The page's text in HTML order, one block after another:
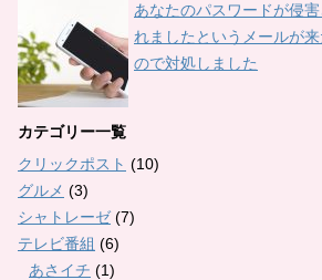
あなたのパスワードが侵害
れましたというメールが来
ので対処しました
カテゴリー一覧
クリックポスト (10)
グルメ (3)
シャトレーゼ(7)
テレビ番組 (6)
あさイチ (1)